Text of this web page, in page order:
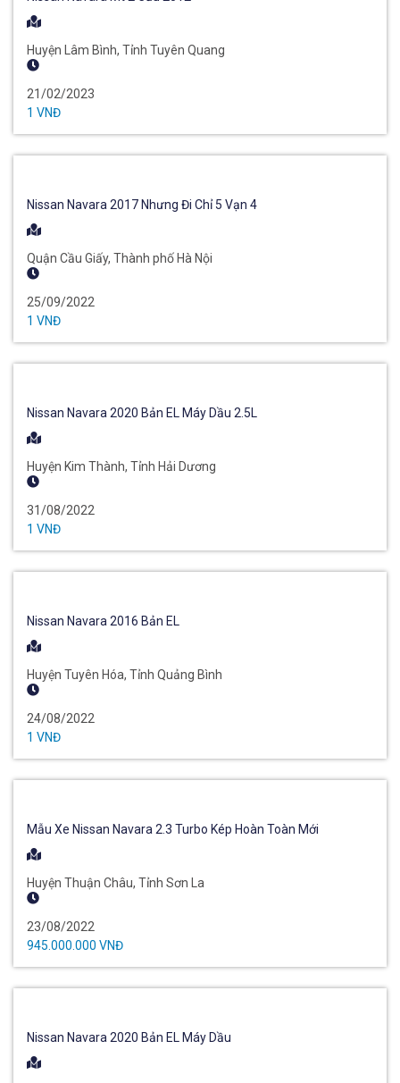
Huyện Lâm Bình, Tỉnh Tuyên Quang
21/02/2023
1 VNĐ
Nissan Navara 2017 Nhưng Đi Chỉ 5 Vạn 4
Quận Cầu Giấy, Thành phố Hà Nội
25/09/2022
1 VNĐ
Nissan Navara 2020 Bản EL Máy Dầu 2.5L
Huyện Kim Thành, Tỉnh Hải Dương
31/08/2022
1 VNĐ
Nissan Navara 2016 Bản EL
Huyện Tuyên Hóa, Tỉnh Quảng Bình
24/08/2022
1 VNĐ
Mẫu Xe Nissan Navara 2.3 Turbo Kép Hoàn Toàn Mới
Huyện Thuận Châu, Tỉnh Sơn La
23/08/2022
945.000.000 VNĐ
Nissan Navara 2020 Bản EL Máy Dầu